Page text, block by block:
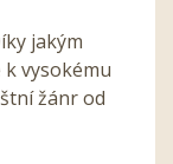
jakým
vysokému
žánr od